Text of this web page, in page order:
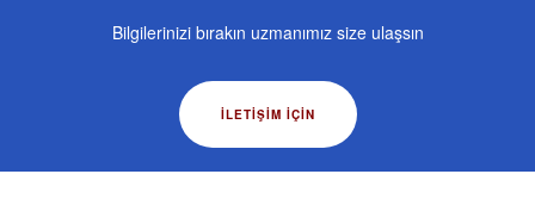
Bilgilerinizi bırakın uzmanımız size ulaşsın
İLETIŞIM IÇIN